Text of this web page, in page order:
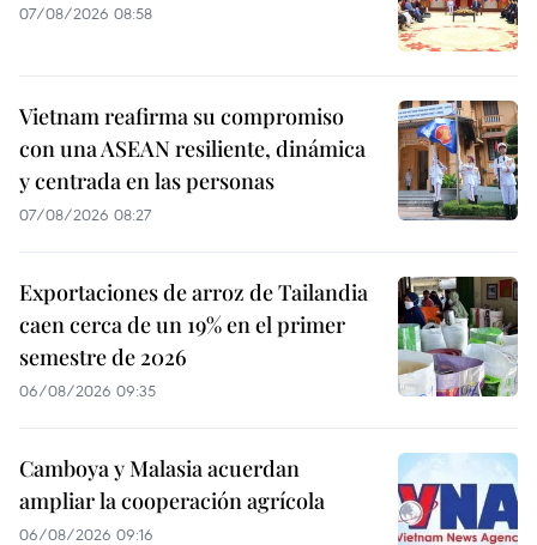
07/08/2026 08:58
Vietnam reafirma su compromiso
con una ASEAN resiliente, dinámica
y centrada en las personas
07/08/2026 08:27
Exportaciones de arroz de Tailandia
caen cerca de un 19% en el primer
semestre de 2026
06/08/2026 09:35
Camboya y Malasia acuerdan
ampliar la cooperación agrícola
06/08/2026 09:16